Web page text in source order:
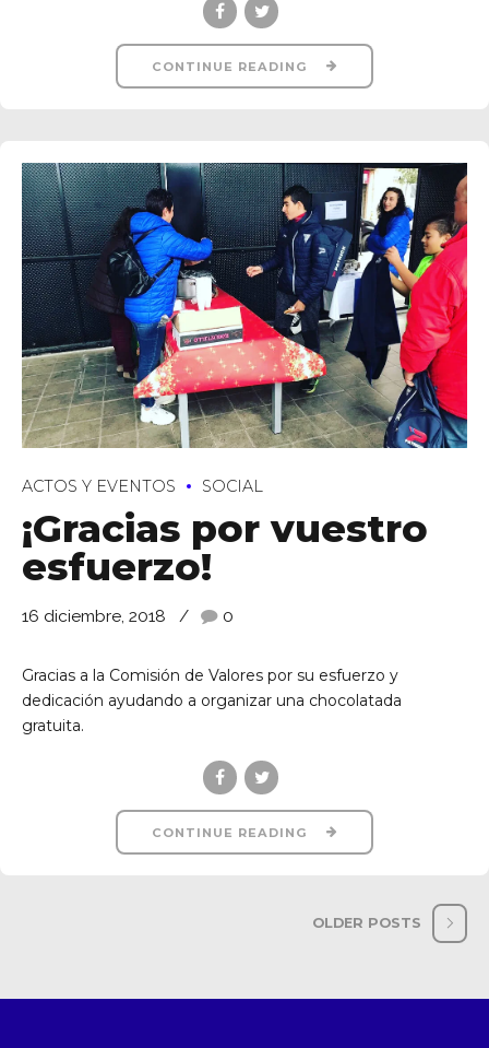
CONTINUE READING
ACTOS Y EVENTOS SOCIAL
¡Gracias por vuestro
esfuerzo!
16 diciembre, 2018 0
Gracias a la Comisión de Valores por su esfuerzo y
dedicación ayudando a organizar una chocolatada
gratuita.
CONTINUE READING
OLDER POSTS